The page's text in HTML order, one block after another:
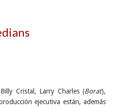
Cristal, Larry Charles (Borat),
ejecutiva están, además